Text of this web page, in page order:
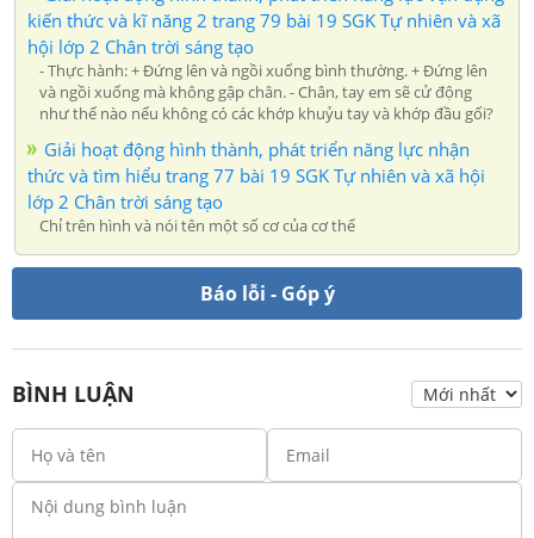
kiến thức và kĩ năng 2 trang 79 bài 19 SGK Tự nhiên và xã
hội lớp 2 Chân trời sáng tạo
- Thực hành: + Đứng lên và ngồi xuống bình thường. + Đứng lên
và ngồi xuống mà không gập chân. - Chân, tay em sẽ cử động
như thế nào nếu không có các khớp khuỷu tay và khớp đầu gối?
Giải hoạt động hình thành, phát triển năng lực nhận
thức và tìm hiểu trang 77 bài 19 SGK Tự nhiên và xã hội
lớp 2 Chân trời sáng tạo
Chỉ trên hình và nói tên một số cơ của cơ thể
Báo lỗi - Góp ý
BÌNH LUẬN